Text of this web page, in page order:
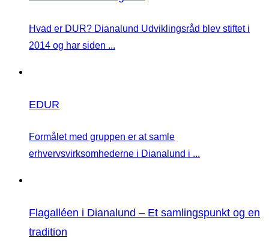
Hvad er DUR? Dianalund Udviklingsråd blev stiftet i
2014 og har siden ...
EDUR
Formålet med gruppen er at samle
erhvervsvirksomhederne i Dianalund i ...
Flagalléen i Dianalund – Et samlingspunkt og en
tradition